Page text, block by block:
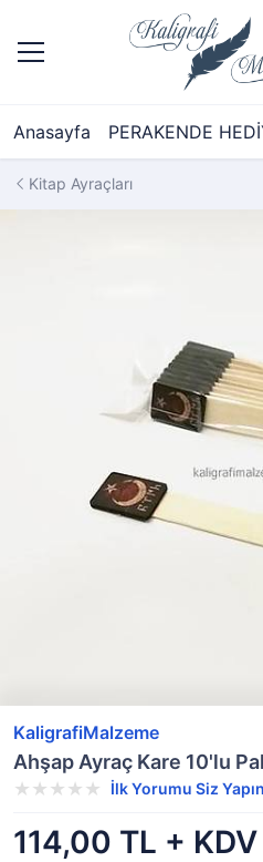
Anasayfa PERAKENDE
Kitap Ayraçları
KaligrafiMalzeme
Ahşap Ayraç Kare 10'lu
İlk Yorumu Siz Yapın
114,00 TL + KDV